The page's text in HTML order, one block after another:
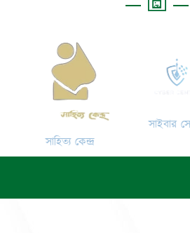
সাহিত্য কেন্দ্র
সাইবার সেন্টার